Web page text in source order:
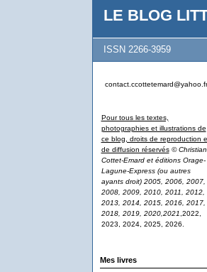
LE BLOG
ISSN 2266-3959
contact.ccottetemard@yahoo.fr
Pour tous les textes,
photographies et illustrations de
ce blog, droits de reproduction
de diffusion réservés © Christian
Cottet-Emard et éditions Orage-
Lagune-Express (ou autres
ayants droit) 2005, 2006, 2007,
2008, 2009, 2010, 2011, 2012,
2013, 2014, 2015, 2016, 2017,
2018, 2019, 2020,2021 ,2022,
2023, 2024, 2025, 2026.
Mes livres